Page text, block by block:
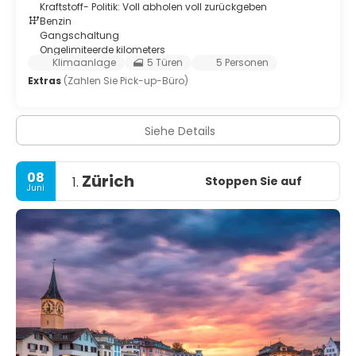
Kraftstoff- Politik: Voll abholen voll zurückgeben
Benzin
Gangschaltung
Ongelimiteerde kilometers
Klimaanlage
5 Türen
5 Personen
Extras (Zahlen Sie Pick-up-Büro)
Siehe Details
08
Juni 1. Zürich Stoppen Sie auf